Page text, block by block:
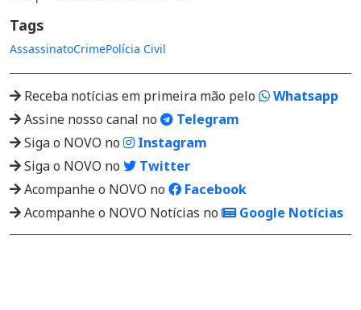
Tags
AssassinatoCrimePolícia Civil
Receba notícias em primeira mão pelo
Whatsapp
Assine nosso canal no
Telegram
Siga o NOVO no
Instagram
Siga o NOVO no
Twitter
Acompanhe o NOVO no
Facebook
Acompanhe o NOVO Notícias no
Google Notícias